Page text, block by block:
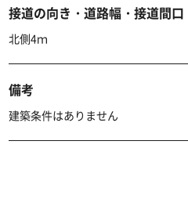
接道の向き・道路幅・接道間口
北側4ｍ
備考
建築条件はありません